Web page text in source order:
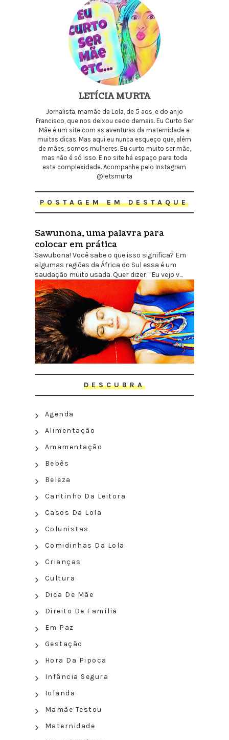
LETÍCIA MURTA
Jornalista, mamãe da Lola, de 5 aos, e do anjo
Francisco, que nos deixou cedo demais. Eu Curto Ser
Mãe é um site com as aventuras da maternidade e
muitas dicas. Mas aqui eu nunca esqueço que, além
de mães, somos mulheres. Eu curto muito ser mãe,
mas não é só isso. E no site há espaço para toda
esta complexidade. Acompanhe pelo Instagram
@letsmurta
POSTAGEM EM DESTAQUE
Sawunona, uma palavra para
colocar em prática
Sawubona! Você sabe o que isso significa? Em
algumas regiões da África do Sul essa é um
saudação muito usada. Quer dizer: "Eu vejo v...
DESCUBRA
Agenda
Alimentação
Amamentação
Bebês
Beleza
Cantinho Da Leitora
Casos Da Lola
Colunistas
Comidinhas Da Lola
Crianças
Cultura
Dica De Mãe
Direito De Família
Em Paz
Gestação
Hora Da Pipoca
Infância Segura
Iolanda
Mamãe Testou
Maternidade